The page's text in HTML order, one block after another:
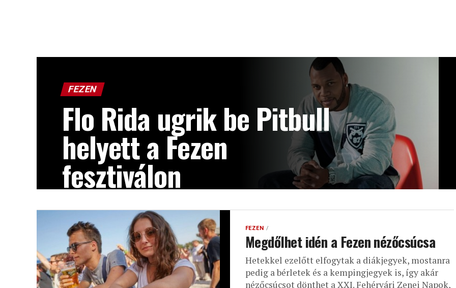
FEZEN
Flo Rida ugrik be Pitbull
helyett a Fezen
fesztiválon
FEZEN
Megdőlhet idén a Fezen nézőcsúcsa
Hetekkel ezelőtt elfogytak a diákjegyek, mostanra
pedig a bérletek és a kempingjegyek is, így akár
nézőcsúcsot dönthet a XXI. Fehérvári Zenei Napok,